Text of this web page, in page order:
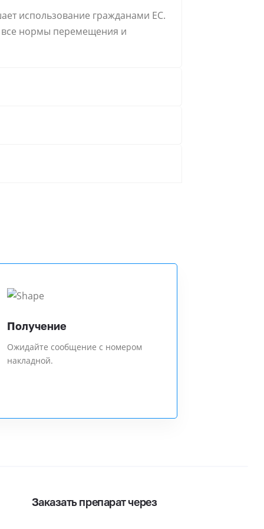
использование гражданами ЕС.
все нормы перемещения и
Получение
Ожидайте сообщение с номером
накладной.
Заказать препарат через